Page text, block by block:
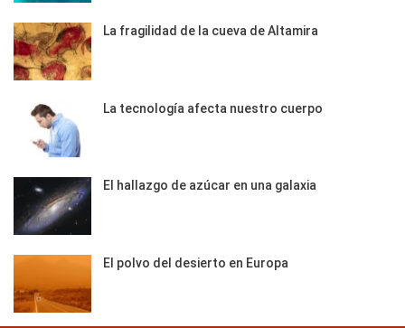
La fragilidad de la cueva de Altamira
La tecnología afecta nuestro cuerpo
El hallazgo de azúcar en una galaxia
El polvo del desierto en Europa